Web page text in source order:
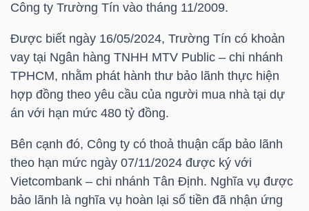
Công ty Trường Tín vào tháng 11/2009.
Được biết ngày 16/05/2024, Trường Tín có khoản
vay tại Ngân hàng TNHH MTV Public – chi nhánh
TPHCM, nhằm phát hành thư bảo lãnh thực hiện
hợp đồng theo yêu cầu của người mua nhà tại dự
án với hạn mức 480 tỷ đồng.
Bên cạnh đó, Công ty có thoả thuận cấp bảo lãnh
theo hạn mức ngày 07/11/2024 được ký với
Vietcombank – chi nhánh Tân Định. Nghĩa vụ được
bảo lãnh là nghĩa vụ hoàn lại số tiền đã nhận ứng
THẾ
GIỚI
DƯƠNG
TÀI